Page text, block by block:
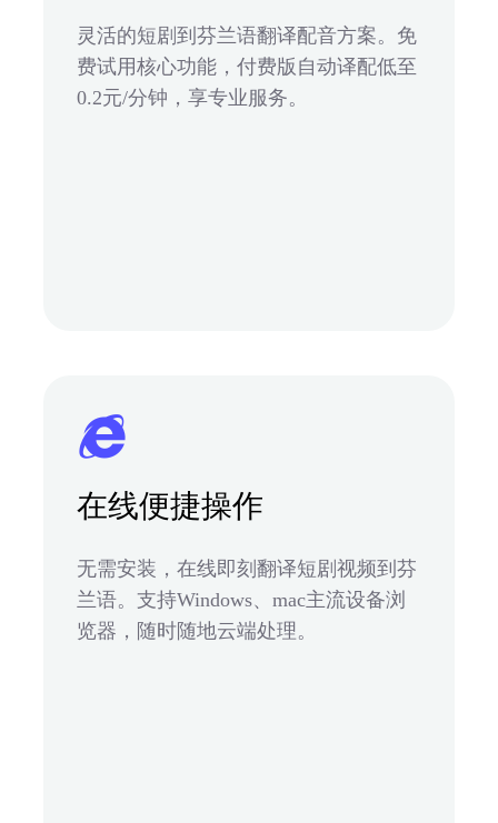
灵活的短剧到芬兰语翻译配音方案。免
费试用核心功能，付费版自动译配低至
0.2元/分钟，享专业服务。
在线便捷操作
无需安装，在线即刻翻译短剧视频到芬
兰语。支持Windows、mac主流设备浏
览器，随时随地云端处理。